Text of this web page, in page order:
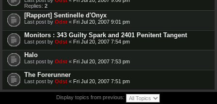
Replies: 2
[Rapport] Sentinelle d'Onyx
Last post by Odst « Fri Jul 20, 2007 9:01 pm
Monitors : 343 Guilty Spark and 2401 Penitent Tangent
Last post by Odst « Fri Jul 20, 2007 7:54 pm
Halo
Last post by Odst « Fri Jul 20, 2007 7:53 pm
The Forerunner
Last post by Odst « Fri Jul 20, 2007 7:51 pm
Display topics from previous: